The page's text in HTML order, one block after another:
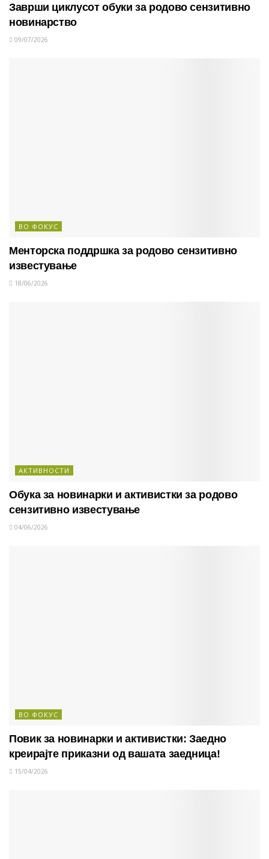
Заврши циклусот обуки за родово сензитивно
новинарство
09/07/2026
ВО ФОКУС
Менторска поддршка за родово сензитивно
известување
18/06/2026
АКТИВНОСТИ
Обука за новинарки и активистки за родово
сензитивно известување
04/06/2026
ВО ФОКУС
Повик за новинарки и активистки: Заедно
креирајте приказни од вашата заедница!
15/04/2026